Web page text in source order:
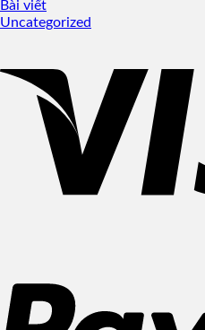
Bài viết
Uncategorized